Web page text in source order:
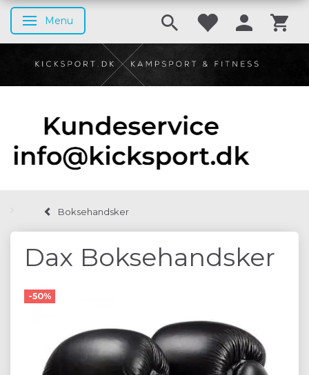
Skifte navigation
Menu
Boksehandsker
Dax Boksehandsker
-50%